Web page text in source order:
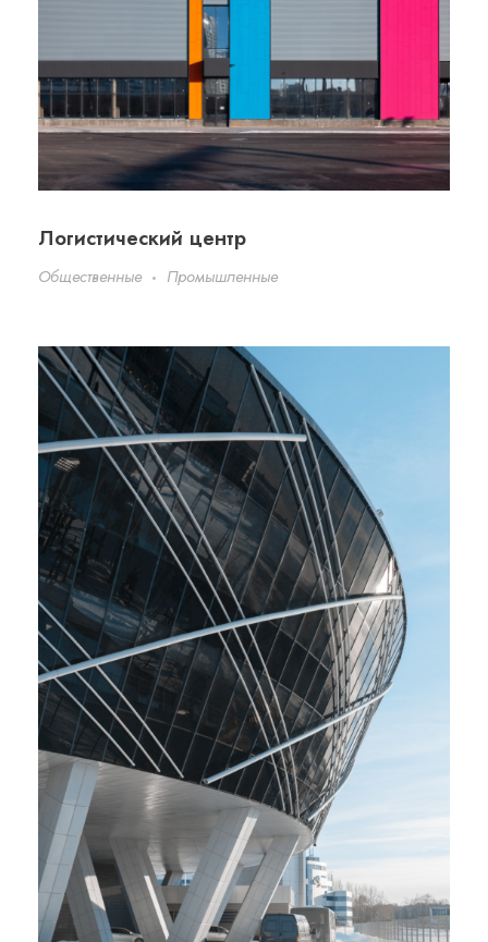
Логистический центр
Общественные Промышленные